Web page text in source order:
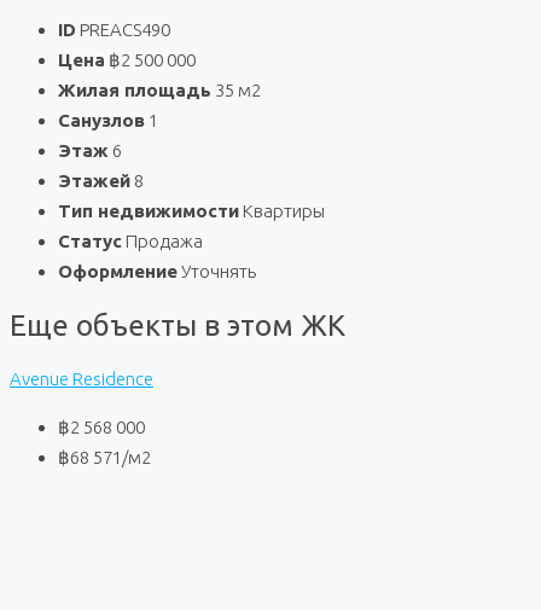
ID PREACS490
Цена ฿2 500 000
Жилая площадь 35 м2
Санузлов 1
Этаж 6
Этажей 8
Тип недвижимости Квартиры
Статус Продажа
ОформлениеУточнять
Еще объекты в этом ЖК
Avenue Residence
฿2 568 000
฿68 571 /м2